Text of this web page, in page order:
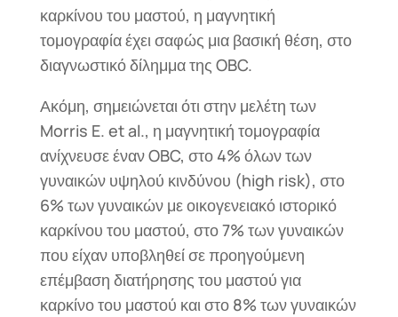
καρκίνου του μαστού, η μαγνητική
τομογραφία έχει σαφώς μια βασική θέση, στο
διαγνωστικό δίλημμα της OBC.
Ακόμη, σημειώνεται ότι στην μελέτη των
Morris E. et al., η μαγνητική τομογραφία
ανίχνευσε έναν OBC, στο 4% όλων των
γυναικών υψηλού κινδύνου (high risk), στο
6% των γυναικών με οικογενειακό ιστορικό
καρκίνου του μαστού, στο 7% των γυναικών
που είχαν υποβληθεί σε προηγούμενη
επέμβαση διατήρησης του μαστού για
καρκίνο του μαστού και στο 8% των γυναικών